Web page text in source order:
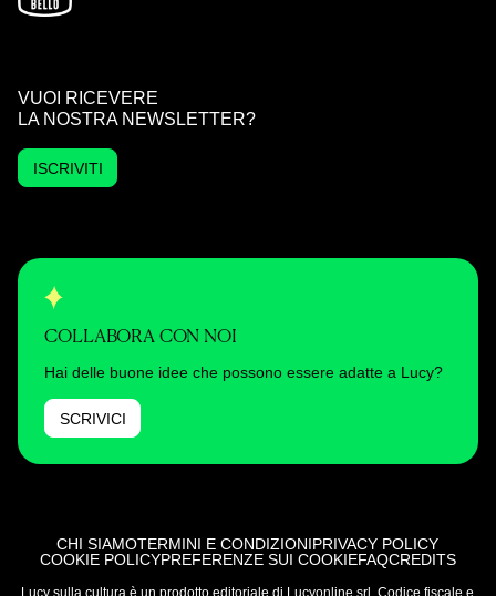
VUOI RICEVERE
LA NOSTRA NEWSLETTER?
ISCRIVITI
COLLABORA CON NOI
Hai delle buone idee che possono essere adatte a Lucy?
SCRIVICI
CHI SIAMOTERMINI E CONDIZIONIPRIVACY POLICY
COOKIE POLICYPREFERENZE SUI COOKIEFAQCREDITS
Lucy sulla cultura è un prodotto editoriale di Lucyonline srl. Codice fiscale e